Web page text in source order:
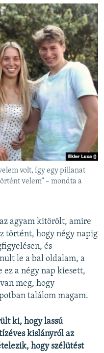
volt, így egy pillanat
velem” – mondta a
agyam kitörölt, amire
történt, hogy négy napig
és
le a bal oldalam, a
ez a négy nap kiesett,
meg, hogy
találom magam.
ki, hogy lassú
kislányról az
hogy szélütést